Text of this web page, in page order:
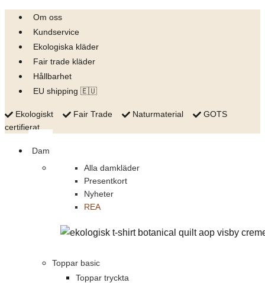
Skip
content
Om oss
Kundservice
Ekologiska kläder
Fair trade kläder
Hållbarhet
EU shipping 🇪🇺
Ekologiskt Fair Trade Naturmaterial
GOTS
certifierat
Dam
Alla damkläder
Presentkort
Nyheter
REA
Toppar basic
Toppar tryckta